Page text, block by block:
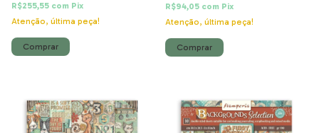
R$255,55 com Pix
Atenção, última peça!
R$94,05 com Pix
Atenção, última peça!